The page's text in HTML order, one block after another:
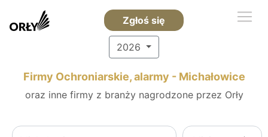
Zgłoś się
2026
Firmy Ochroniarskie, alarmy - Michałowice
oraz inne firmy z branży nagrodzone przez Orły